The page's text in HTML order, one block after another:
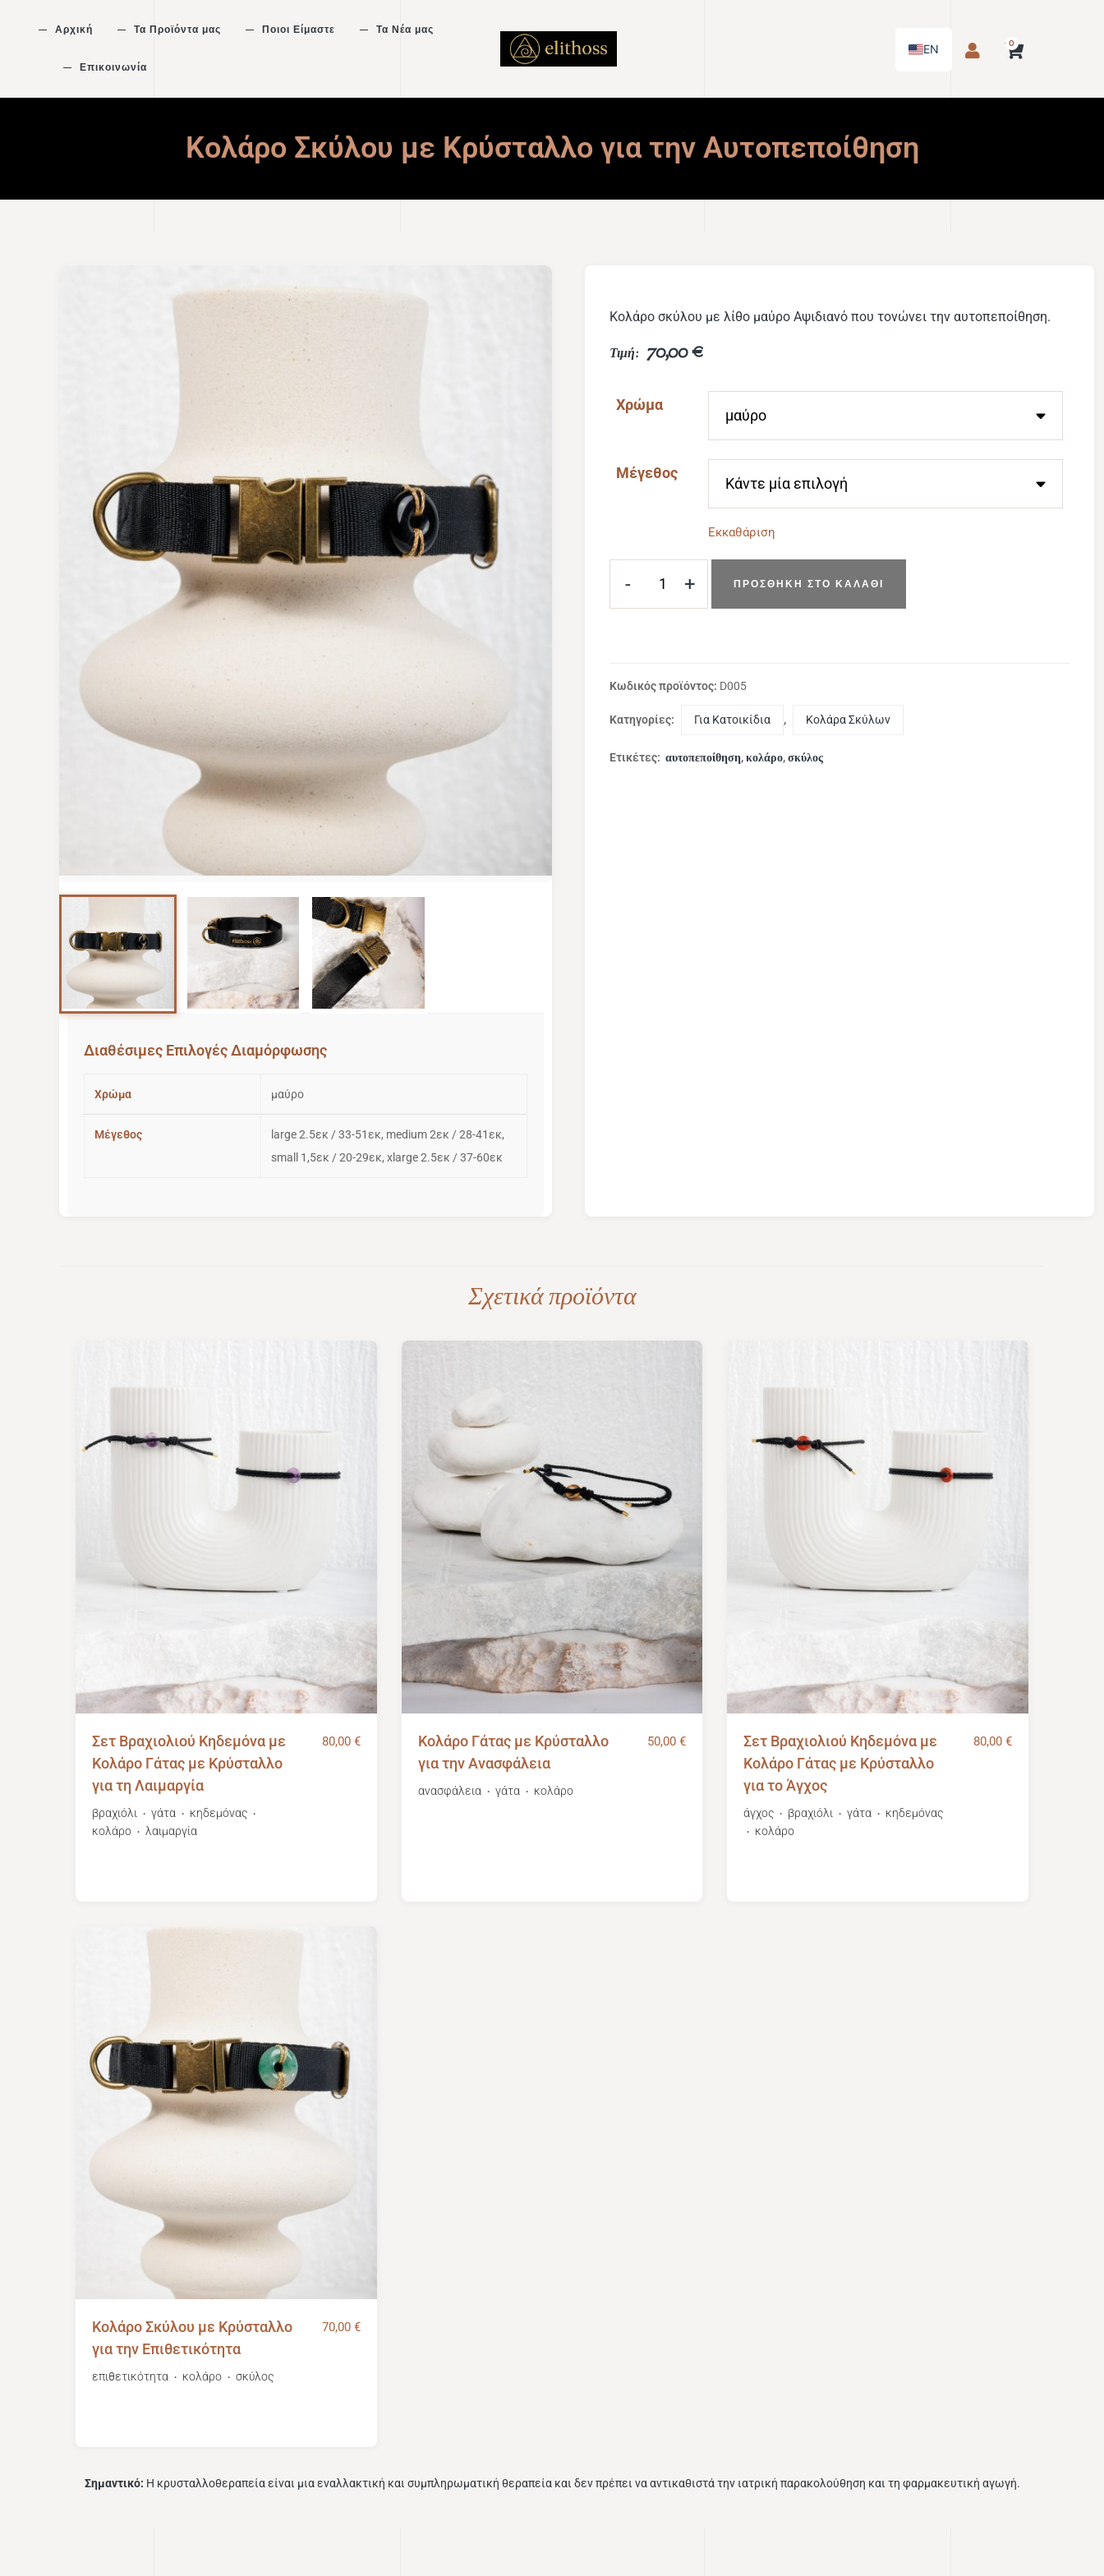
Αρχική Τα Προϊόντα μας Ποιοι Είμαστε Τα Νέα μας
Επικοινωνία
EN 0
Κολάρο Σκύλου με Κρύσταλλο για την Αυτοπεποίθηση
Image 1 of 3
Διαθέσιμες Επιλογές Διαμόρφωσης
Χρώμα μαύρο
Μέγεθος
large 2.5εκ / 33-51εκ, medium 2εκ / 28-41εκ,
small 1,5εκ / 20-29εκ, xlarge 2.5εκ / 37-60εκ
70,00€
Κολάρο σκύλου με λίθο μαύρο Αψιδιανό που τονώνει την αυτοπεποίθηση.
Χρώμα
Μέγεθος
Εκκαθάριση
- + ΠΡΟΣΘΉΚΗ ΣΤΟ ΚΑΛΆΘΙ
Κωδικός προϊόντος: D005
Κατηγορίες: Για Κατοικίδια , Κολάρα Σκύλων
Ετικέτες: αυτοπεποίθηση,κολάρο,σκύλος
Σχετικά προϊόντα
Σετ Βραχιολιού Κηδεμόνα με
Κολάρο Γάτας με Κρύσταλλο
για τη Λαιμαργία
80,00 €
βραχιόλι ・ γάτα ・ κηδεμόνας ・
κολάρο ・ λαιμαργία
Κολάρο Γάτας με Κρύσταλλο
για την Ανασφάλεια
50,00€
ανασφάλεια・ γάτα・ κολάρο
Σετ Βραχιολιού Κηδεμόνα με
Κολάρο Γάτας με Κρύσταλλο
για το Άγχος
80,00 €
άγχος ・ βραχιόλι ・γάτα ・ κηδεμόνας
・ κολάρο
Κολάρο Σκύλου με Κρύσταλλο
για την Επιθετικότητα
70,00 €
επιθετικότητα ・ κολάρο ・ σκύλος
Σημαντικό: Η κρυσταλλοθεραπεία είναι μια εναλλακτική και συμπληρωματική θεραπεία και δεν πρέπει να αντικαθιστά την ιατρική παρακολούθηση και τη φαρμακευτική αγωγή.